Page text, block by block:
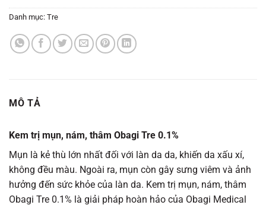
Danh mục: Tre
MÔ TẢ
Kem trị mụn, nám, thâm Obagi Tre 0.1%
Mụn là kẻ thù lớn nhất đối với làn da da, khiến da xấu xí,
không đều màu. Ngoài ra, mụn còn gây sưng viêm và ảnh
hưởng đến sức khỏe của làn da. Kem trị mụn, nám, thâm
Obagi Tre 0.1% là giải pháp hoàn hảo của Obagi Medical